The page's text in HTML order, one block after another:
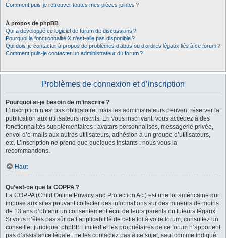
Comment puis-je retrouver toutes mes pièces jointes ?
À propos de phpBB
Qui a développé ce logiciel de forum de discussions ?
Pourquoi la fonctionnalité X n’est-elle pas disponible ?
Qui dois-je contacter à propos de problèmes d’abus ou d’ordres légaux liés à ce forum ?
Comment puis-je contacter un administrateur du forum ?
Problèmes de connexion et d’inscription
Pourquoi ai-je besoin de m’inscrire ?
L’inscription n’est pas obligatoire, mais les administrateurs peuvent réserver la
publication aux utilisateurs inscrits. En vous inscrivant, vous accédez à des
fonctionnalités supplémentaires : avatars personnalisés, messagerie privée,
envoi d’e-mails aux autres utilisateurs, adhésion à un groupe d’utilisateurs,
etc. L’inscription ne prend que quelques instants : nous vous la
recommandons.
Haut
Qu’est-ce que la COPPA ?
La COPPA (Child Online Privacy and Protection Act) est une loi américaine qui
impose aux sites pouvant collecter des informations sur des mineurs de moins
de 13 ans d’obtenir un consentement écrit de leurs parents ou tuteurs légaux.
Si vous n’êtes pas sûr de l’applicabilité de cette loi à votre forum, consultez un
conseiller juridique. phpBB Limited et les propriétaires de ce forum n’apportent
pas d’assistance légale ; ne les contactez pas à ce sujet, sauf comme indiqué